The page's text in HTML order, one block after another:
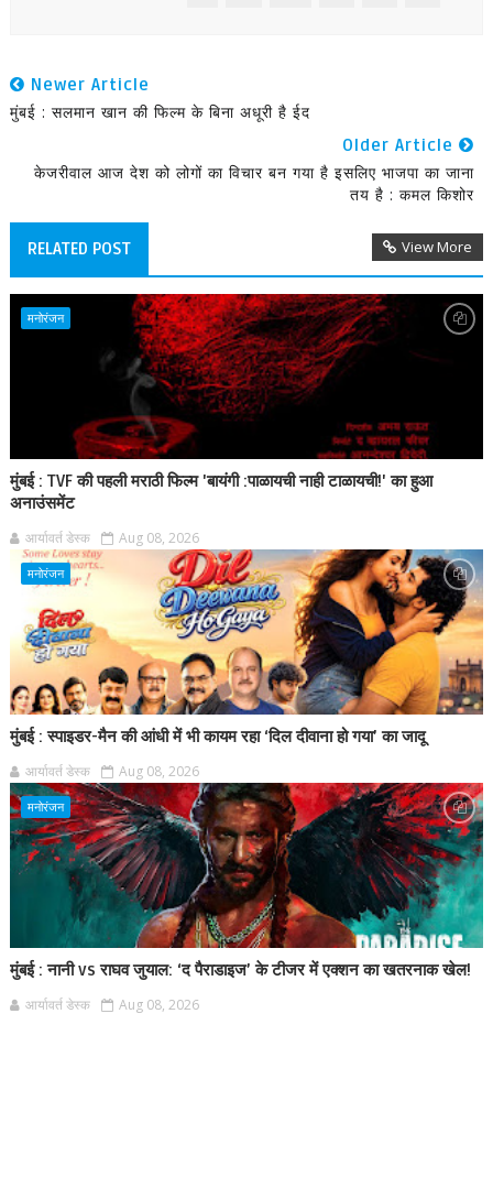
Newer Article
मुंबई : सलमान खान की फिल्म के बिना अधूरी है ईद
Older Article
केजरीवाल आज देश को लोगों का विचार बन गया है इसलिए भाजपा का जाना
तय है : कमल किशोर
RELATED POST View More
मनोरंजन
मुंबई : TVF की पहली मराठी फिल्म 'बायंगी :पाळायची नाही टाळायची!' का हुआ
अनाउंसमेंट
आर्यावर्त डेस्क Aug 08, 2026
मनोरंजन
मुंबई : स्पाइडर-मैन की आंधी में भी कायम रहा ‘दिल दीवाना हो गया’ का जादू
आर्यावर्त डेस्क Aug 08, 2026
मनोरंजन
मुंबई : नानी vs राघव जुयाल: ‘द पैराडाइज’ के टीजर में एक्शन का खतरनाक खेल!
आर्यावर्त डेस्क Aug 08, 2026